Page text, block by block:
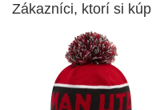
Zákazníci, ktorí si